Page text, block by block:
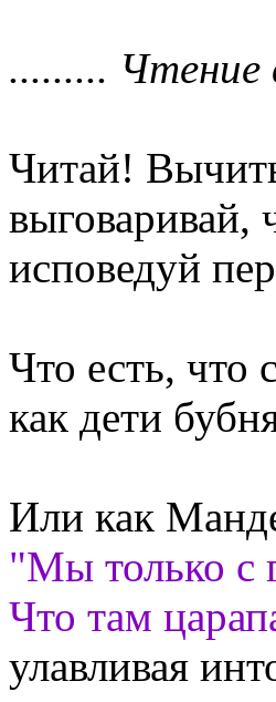
.........
Читай!
выговаривай,
исповедуй
Что есть,
как дети
Или как
"Мы только с
Что там
улавливая